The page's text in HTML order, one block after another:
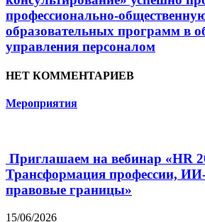
профессионально-
образовательных программ в
управления персоналом
НЕТ КОММЕНТАРИЕВ
Мероприятия
Приглашаем на вебинар «HR
Трансформация профессии,
правовые границы»
15/06/2026